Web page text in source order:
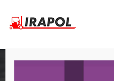
PODEST RUCHOMY